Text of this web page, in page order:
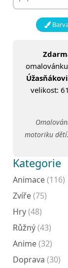
omalovánku
Úžasňákovi
velikost:
motoriku
Kategorie
Animace(116)
Zvíře(75)
Hry(48)
Růžný(43)
Anime(32)
Doprava (30)